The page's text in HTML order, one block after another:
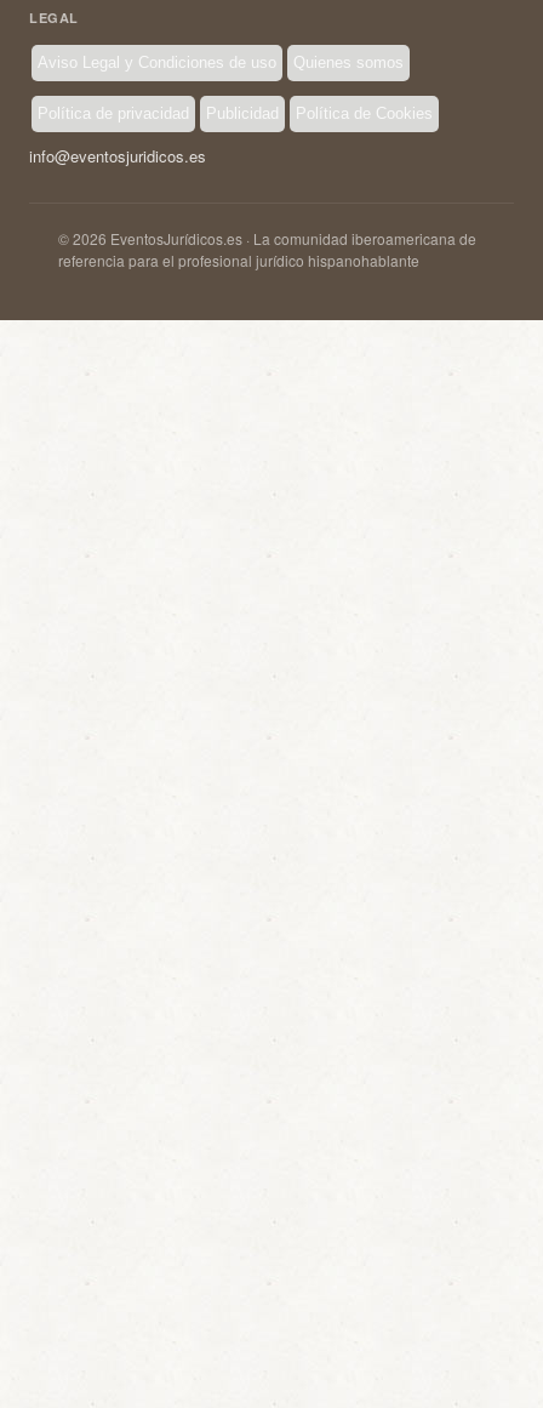
LEGAL
Aviso Legal y Condiciones de uso Quienes somos
Política de privacidad Publicidad Política de Cookies
info@eventosjuridicos.es
© 2026 EventosJurídicos.es · La comunidad iberoamericana de
referencia para el profesional jurídico hispanohablante